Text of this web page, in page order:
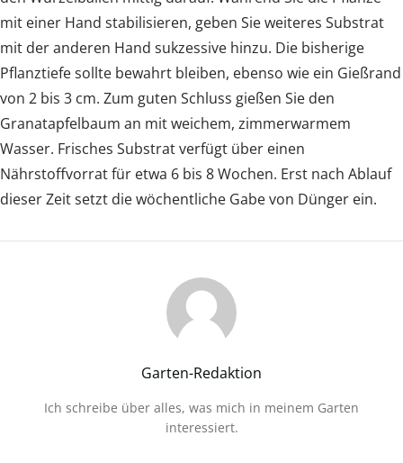
mit einer Hand stabilisieren, geben Sie weiteres Substrat
mit der anderen Hand sukzessive hinzu. Die bisherige
Pflanztiefe sollte bewahrt bleiben, ebenso wie ein Gießrand
von 2 bis 3 cm. Zum guten Schluss gießen Sie den
Granatapfelbaum an mit weichem, zimmerwarmem
Wasser. Frisches Substrat verfügt über einen
Nährstoffvorrat für etwa 6 bis 8 Wochen. Erst nach Ablauf
dieser Zeit setzt die wöchentliche Gabe von Dünger ein.
Garten-Redaktion
Ich schreibe über alles, was mich in meinem Garten
interessiert.